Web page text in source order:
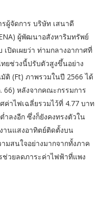
ผู้จัดการ บริษัท เสนาดี
ผู้พัฒนาอสังหาริมทรัพย์
ปิดเผยว่า ท่ามกลางอากาศที่
ยช่วงนี้ปรับตัวสูงขึ้นอย่าง
ติ (Ft) ภาพรวมในปี 2566 ได้
66) หลังจากคณะกรรมการ
ค่าไฟเฉลี่ยรวมไว้ที่ 4.77 บาท
ลงอีก ซึ่งก็ยังคงทรงตัวใน
านแสงอาทิตย์ติดตั้งบน
มสนใจอย่างมากจากทั้งภาค
ช่วยลดภาระค่าไฟฟ้าที่แพง